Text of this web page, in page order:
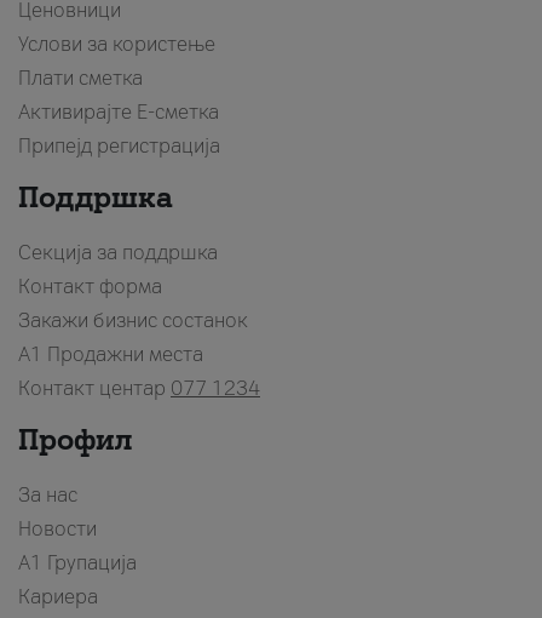
Ценовници
Услови за користење
Плати сметка
Активирајте Е-сметка
Припејд регистрација
Поддршка
Секција за поддршка
Контакт форма
Закажи бизнис состанок
A1 Продажни места
Контакт центар 077 1234
Профил
За нас
Новости
А1 Групација
Кариера